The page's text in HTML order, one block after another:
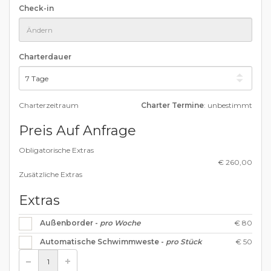
Check-in
Charterdauer
Charterzeitraum Charter Termine: unbestimmt
Preis Auf Anfrage
Obligatorische Extras
€ 260,00
Zusätzliche Extras
Extras
Außenborder - pro Woche € 80
Automatische Schwimmweste - pro Stück € 50